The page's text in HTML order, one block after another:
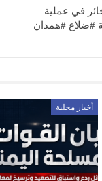
في عملية
#ضلاع #همدان
أخبار محلية